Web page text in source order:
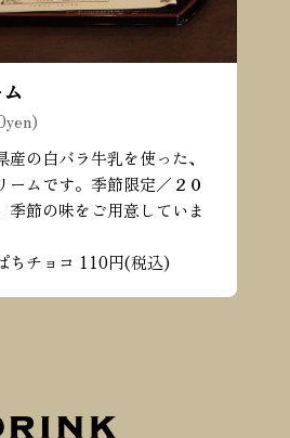
の白バラ牛乳を使った、
ームです。季節限定／２０
季節の味をご用意していま
ちチョコ 110円(税込)